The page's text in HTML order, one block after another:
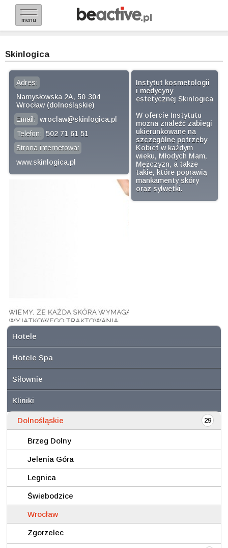
menu
Skinlogica
Adres:
Namysłowska 2A, 50-304
Wrocław (dolnośląskie)
Email: wroclaw@skinlogica.pl
Telefon: 502 71 61 51
Strona internetowa:
www.skinlogica.pl
Instytut kosmetologii
i medycyny
estetycznej Skinlogica
W ofercie Instytutu
można znaleźć zabiegi
ukierunkowane na
szczególne potrzeby
Kobiet w każdym
wieku, Młodych Mam,
Mężczyzn, a także
takie, które poprawią
mankamenty skóry
oraz sylwetki.
Hotele
Hotele Spa
Siłownie
Kliniki
Dolnośląskie 29
Brzeg Dolny
Jelenia Góra
Legnica
Świebodzice
Wrocław
Zgorzelec